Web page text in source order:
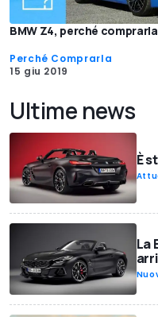
BMW Z4, perché
Perché Comprarla
15 giu 2019
Ultime news
È
La